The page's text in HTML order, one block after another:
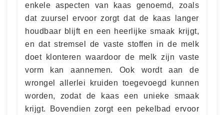
enkele aspecten van kaas genoemd, zoals
dat zuursel ervoor zorgt dat de kaas langer
houdbaar blijft en een heerlijke smaak krijgt,
en dat stremsel de vaste stoffen in de melk
doet klonteren waardoor de melk zijn vaste
vorm kan aannemen. Ook wordt aan de
wrongel allerlei kruiden toegevoegd kunnen
worden, zodat de kaas een unieke smaak
krijgt. Bovendien zorgt een pekelbad ervoor